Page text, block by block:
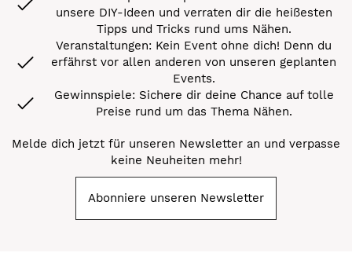
unsere DIY-Ideen und verraten dir die heißesten
Tipps und Tricks rund ums Nähen.
Veranstaltungen: Kein Event ohne dich! Denn du
erfährst vor allen anderen von unseren geplanten
Events.
Gewinnspiele: Sichere dir deine Chance auf tolle
Preise rund um das Thema Nähen.
Melde dich jetzt für unseren Newsletter an und verpasse
keine Neuheiten mehr!
Abonniere unseren Newsletter